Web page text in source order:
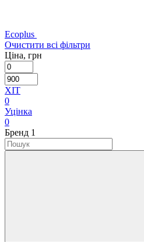
Ecoplus
Очистити всі фільтри
Ціна, грн
ХІТ
0
Уцінка
0
Бренд 1